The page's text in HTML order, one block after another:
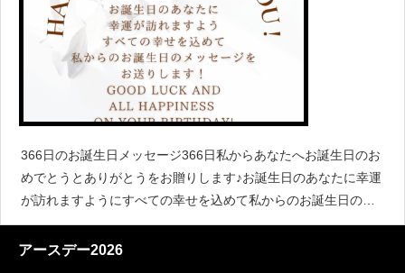
366日のお誕生日メッセージ366日私からあなたへお誕生日のお
めでとうとありがとうをお贈りします♪お誕生日のあなたに幸運
が訪れますようにすべての幸せを込めて私からのお誕生日のメ
ッセージをインスタでアップしてます！ぜひチェックしてくだ
さいね♪I wi
アースデー2026